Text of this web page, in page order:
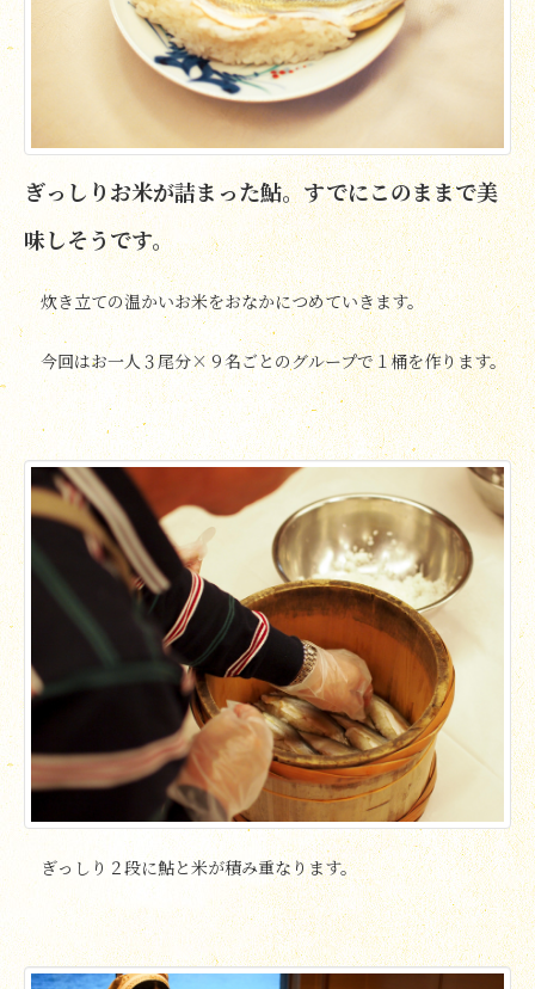
ぎっしりお米が詰まった鮎。すでにこのままで美
味しそうです。
炊き立ての温かいお米をおなかにつめていきます。
今回はお一人３尾分×９名ごとのグループで１桶を作ります。
ぎっしり２段に鮎と米が積み重なります。